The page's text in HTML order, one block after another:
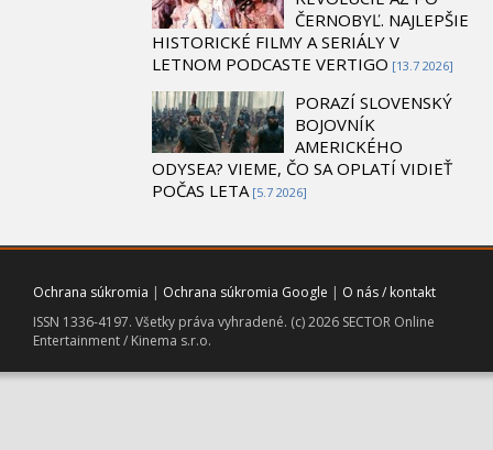
ČERNOBYĽ. NAJLEPŠIE
HISTORICKÉ FILMY A SERIÁLY V
LETNOM PODCASTE VERTIGO [13.7 2026]
PORAZÍ SLOVENSKÝ
BOJOVNÍK
AMERICKÉHO
ODYSEA? VIEME, ČO SA OPLATÍ VIDIEŤ
POČAS LETA [5.7 2026]
Ochrana súkromia | Ochrana súkromia Google | O nás / kontakt
ISSN 1336-4197. Všetky práva vyhradené. (c) 2026 SECTOR Online
Entertainment / Kinema s.r.o.